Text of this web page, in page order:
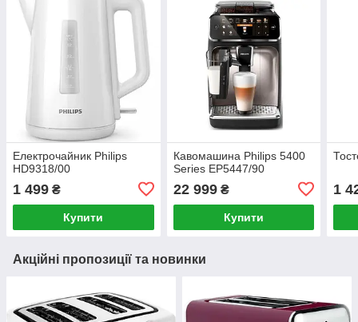
Електрочайник Philips
HD9318/00
1 499 ₴
Купити
Кавомашина Philips 5400
Series EP5447/90
22 999₴
Купити
1
Акційні пропозиції та новинки